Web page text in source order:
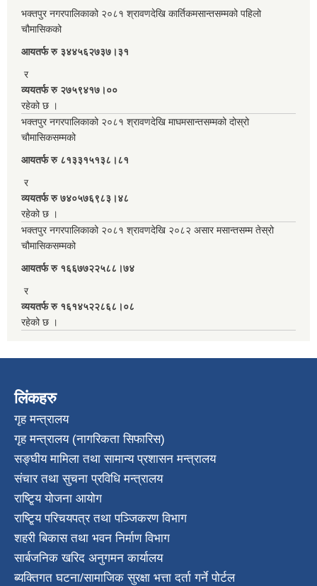
भक्तपुर नगरपालिकाको २०८१ श्रावणदेखि कार्तिकमसान्तसम्मको पहिलो
चौमासिकको
आयतर्फ रु‌ ३४४५६२७३७।३१
र
व्ययतर्फ रु २७५९४१७।००
रहेको छ ।
भक्तपुर नगरपालिकाको २०८१ श्रावणदेखि माघमसान्तसम्मको दोस्रो
चौमासिकसम्मको
आयतर्फ रु‌ ८१३३१५१३८।८१
र
व्ययतर्फ रु ७४०५७६९८३।४८
रहेको छ ।
भक्तपुर नगरपालिकाको २०८१ श्रावणदेखि २०८२ असार मसान्तसम्म तेस्रो
चौमासिकसम्मको
आयतर्फ रु‌ १६६७७२२५८८।७४
र
व्ययतर्फ रु १६१४५२२८६८।०८
रहेको छ ।
लिंकहरु
गृह मन्त्रालय
गृह मन्त्रालय (नागरिकता सिफारिस)
सङ्घीय मामिला तथा सामान्य प्रशासन मन्त्रालय
संचार तथा सुचना प्रविधि मन्त्रालय
राष्टि्ृय योजना आयोग
राष्टि्ृय परिचयपत्र तथा पञ्जिकरण विभाग
शहरी बिकास तथा भवन निर्माण विभाग
सार्बजनिक खरिद अनुगमन कार्यालय
ब्यक्तिगत घटना/सामाजिक सुरक्षा भत्ता दर्ता गर्ने पोर्टल